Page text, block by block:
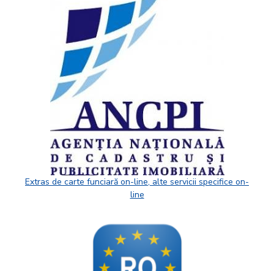
Extras de carte funciară on-line, alte servicii specifice on-
line